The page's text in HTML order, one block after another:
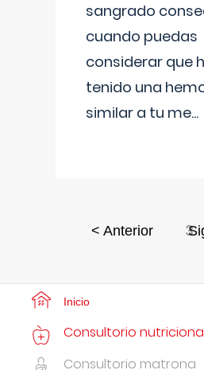
sangrado
cuando puedas
considerar que
tenido una
similar a tu me...
< Anterior 3
Inicio
Consultorio
Consultorio matrona